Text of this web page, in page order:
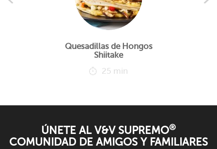
Quesadillas de Hongos
Shiitake
25 min
ÚNETE AL V&V SUPREMO®
COMUNIDAD DE AMIGOS Y FAMILIARES